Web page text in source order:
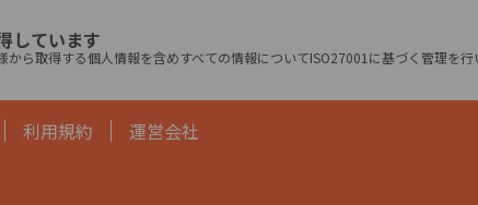
しています
から取得する個人情報を含めすべての情報についてISO27001に基づく管理を行
利用規約 運営会社